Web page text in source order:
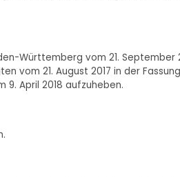
Württemberg vom 21. September
vom 21. August 2017 in der
April 2018 aufzuheben.